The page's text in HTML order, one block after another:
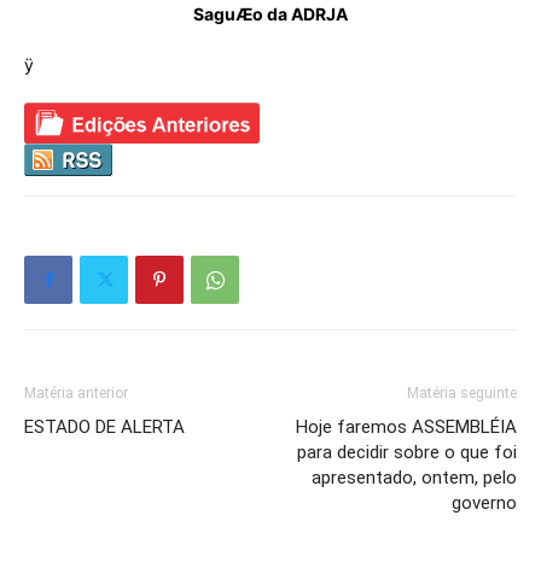
SaguÆo da ADRJA
ÿ
Matéria anterior
ESTADO DE ALERTA
Matéria seguinte
Hoje faremos ASSEMBLÉIA
para decidir sobre o que foi
apresentado, ontem, pelo
governo